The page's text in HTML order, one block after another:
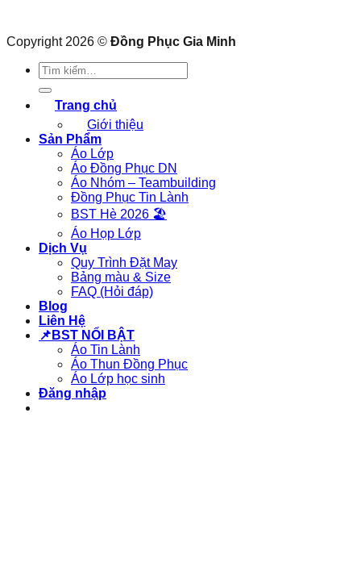
Copyright 2026 © Đồng Phục Gia Minh
Tìm
kiếm:
Trang chủ
Giới thiệu
Sản Phẩm
Áo Lớp
Áo Đồng Phục DN
Áo Nhóm – Teambuilding
Đồng Phục Tin Lành
BST Hè 2026 🏖
Áo Họp Lớp
Dịch Vụ
Quy Trình Đặt May
Bảng màu & Size
FAQ (Hỏi đáp)
Blog
Liên Hệ
📌BST NỔI BẬT
Áo Tin Lành
Áo Thun Đồng Phục
Áo Lớp học sinh
Đăng nhập